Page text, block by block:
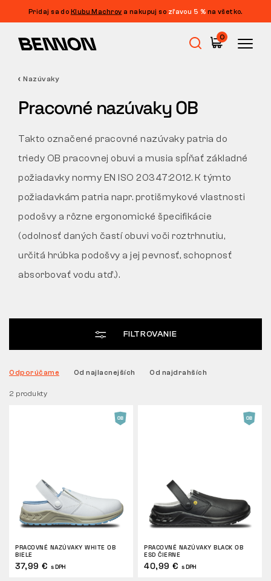
Pridaj sa do Klubu Machrov a nakupuj so zľavou 5 % na všetko.
0
Výpredaj
Barefoot
Outdoor
Voľnočasová obuv
PREDAJŇA S BISTROM
VRÁTENIE
Nazúvaky
Pracovné nazúvaky OB
Takto označené pracovné nazúvaky patria do
triedy OB pracovnej obuvi a musia spĺňať základné
požiadavky normy EN ISO 20347:2012. K týmto
požiadavkám patria napr. protišmykové vlastnosti
podošvy a rôzne ergonomické špecifikácie
(odolnosť daných častí obuvi voči roztrhnutiu,
určitá hrúbka podošvy a jej pevnosť, schopnosť
absorbovať vodu atď.).
FILTROVANIE
Filtrácia
PIKTOGRAM
ZMAZAŤ FILTRE
2 produkty
Odporúčame Od najlacnejších Od najdrahších
PRACOVNÉ NAZÚVAKY WHITE OB
BIELE
37,99 € s DPH
PRACOVNÉ NAZÚVAKY BLACK OB
ESD ČIERNE
40,99 € s DPH